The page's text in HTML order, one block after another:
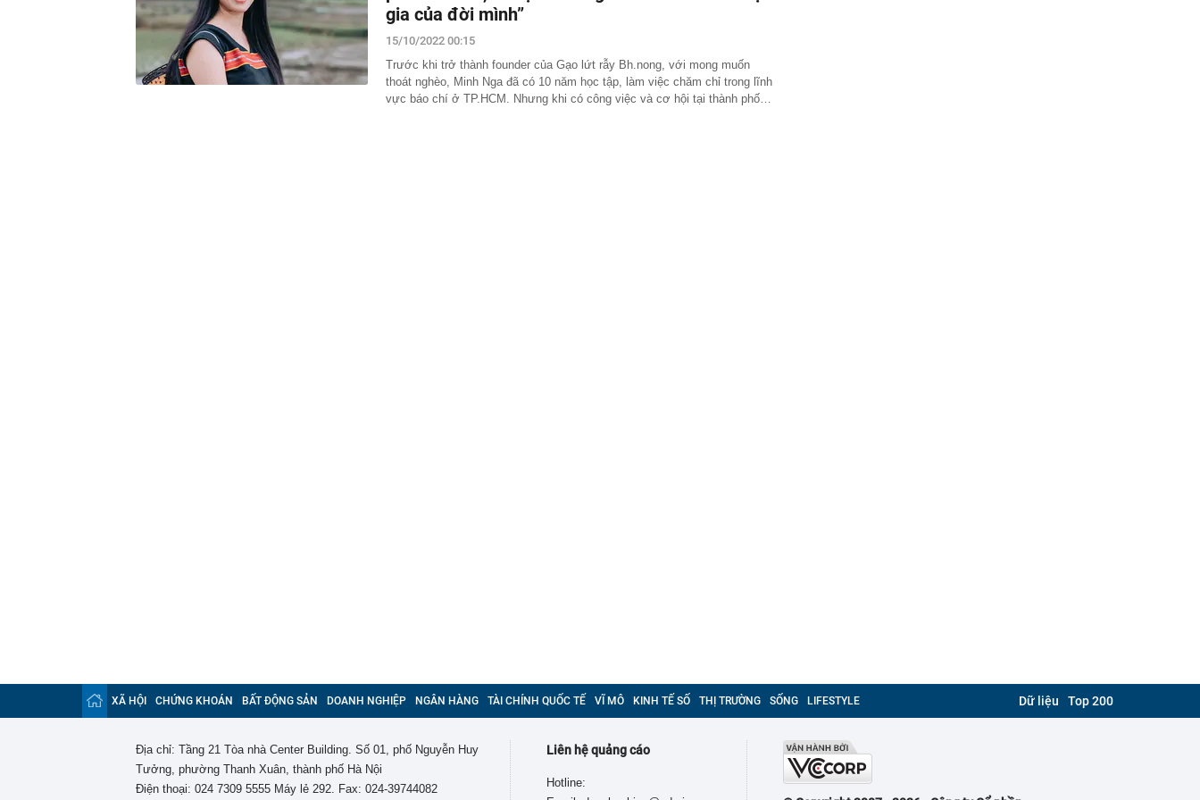
14:46
Tin không vui cho người đợi mua iPhone 18 Pro
14:44
Người phụ nữ 54 tuổi qua đời vì ung thư tuyến tụy dù chưa bao giờ ăn
quá nhiều, nguyên nhân từ 4 việc nhiều người làm mỗi tối
14:41
Nắng nóng khắc nghiệt đảo lộn cuộc sống ở Hàn Quốc
Công an cảnh báo chiêu lừa tinh vi liên quan đến shipper giao hàng,
gia của đời mình”
15/10/2022 00:15
Trước khi trở thành founder của Gạo lứt rẫy Bh.nong, với mong muốn
thoát nghèo, Minh Nga đã có 10 năm học tập, làm việc chăm chỉ trong lĩnh
vực báo chí ở TP.HCM. Nhưng khi có công việc và cơ hội tại thành phố…
XÃ HỘI CHỨNG KHOÁN BẤT ĐỘNG SẢN DOANH NGHIỆP NGÂN HÀNG TÀI CHÍNH QUỐC TẾ VĨ MÔ KINH TẾ SỐ THỊ TRƯỜNG SỐNG LIFESTYLE Dữ liệu Top 200
Địa chỉ: Tầng 21 Tòa nhà Center Building. Số 01, phố Nguyễn Huy
Tưởng, phường Thanh Xuân, thành phố Hà Nội
Điện thoại: 024 7309 5555 Máy lẻ 292. Fax: 024-39744082
Liên hệ quảng cáo
Hotline: